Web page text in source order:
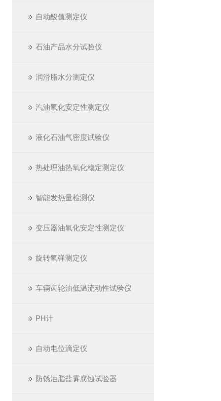
自动酸值测定仪
石油产品水分试验仪
润滑脂水分测定仪
汽油氧化安定性测定仪
液化石油气密度试验仪
热处理油热氧化稳定测定仪
智能发热量检测仪
变压器油氧化安定性测定仪
旋转氧弹测定仪
车辆齿轮油低温流动性试验仪
PH计
自动电位滴定仪
防锈油脂盐雾腐蚀试验器